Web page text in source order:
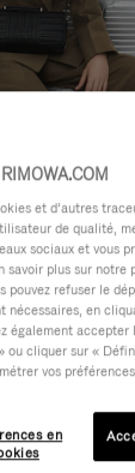
et d’autres
de qualité,
sociaux et vous
savoir plus sur
pouvez refuser le
nécessaires, en
également
ou cliquer sur «
vos
en